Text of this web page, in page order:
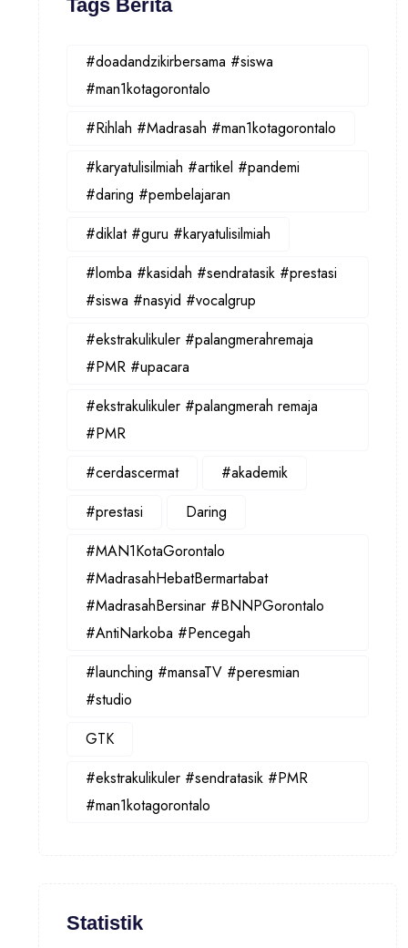
Tags Berita
#doadandzikirbersama #siswa
#man1kotagorontalo
#Rihlah #Madrasah #man1kotagorontalo
#karyatulisilmiah #artikel #pandemi
#daring #pembelajaran
#diklat #guru #karyatulisilmiah
#lomba #kasidah #sendratasik #prestasi
#siswa #nasyid #vocalgrup
#ekstrakulikuler #palangmerahremaja
#PMR #upacara
#ekstrakulikuler #palangmerah remaja
#PMR
#cerdascermat
#akademik
#prestasi
Daring
#MAN1KotaGorontalo
#MadrasahHebatBermartabat
#MadrasahBersinar #BNNPGorontalo
#AntiNarkoba #Pencegah
#launching #mansaTV #peresmian
#studio
GTK
#ekstrakulikuler #sendratasik #PMR
#man1kotagorontalo
Statistik